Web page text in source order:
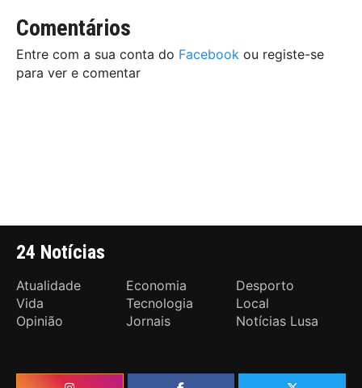
Comentários
Entre com a sua conta do Facebook ou registe-se
para ver e comentar
24 Notícias
Atualidade Economia
Desporto
Vida
Tecnologia
Local
Opinião
Jornais Notícias Lusa